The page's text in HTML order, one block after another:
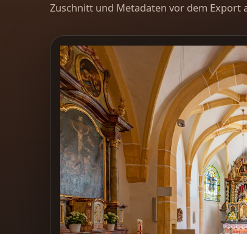
Zuschnitt und Metadaten vor dem Export